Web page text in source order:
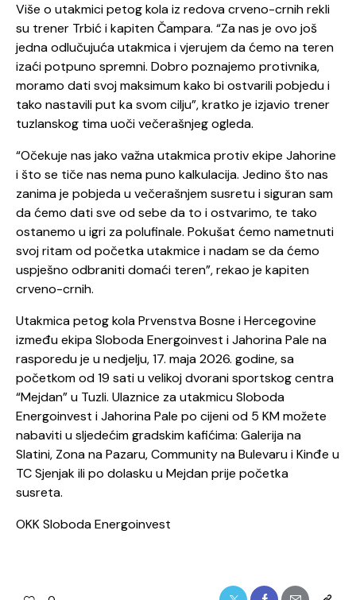
Više o utakmici petog kola iz redova crveno-crnih rekli
su trener Trbić i kapiten Čampara. “Za nas je ovo još
jedna odlučujuća utakmica i vjerujem da ćemo na teren
izaći potpuno spremni. Dobro poznajemo protivnika,
moramo dati svoj maksimum kako bi ostvarili pobjedu i
tako nastavili put ka svom cilju”, kratko je izjavio trener
tuzlanskog tima uoči večerašnjeg ogleda.
“Očekuje nas jako važna utakmica protiv ekipe Jahorine
i što se tiče nas nema puno kalkulacija. Jedino što nas
zanima je pobjeda u večerašnjem susretu i siguran sam
da ćemo dati sve od sebe da to i ostvarimo, te tako
ostanemo u igri za polufinale. Pokušat ćemo nametnuti
svoj ritam od početka utakmice i nadam se da ćemo
uspješno odbraniti domaći teren”, rekao je kapiten
crveno-crnih.
Utakmica petog kola Prvenstva Bosne i Hercegovine
između ekipa Sloboda Energoinvest i Jahorina Pale na
rasporedu je u nedjelju, 17. maja 2026. godine, sa
početkom od 19 sati u velikoj dvorani sportskog centra
“Mejdan” u Tuzli. Ulaznice za utakmicu Sloboda
Energoinvest i Jahorina Pale po cijeni od 5 KM možete
nabaviti u sljedećim gradskim kafićima: Galerija na
Slatini, Zona na Pazaru, Community na Bulevaru i Kinđe u
TC Sjenjak ili po dolasku u Mejdan prije početka
susreta.
OKK Sloboda Energoinvest